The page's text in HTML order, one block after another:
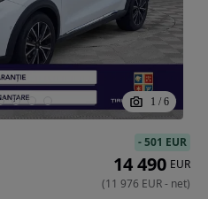
1 / 6
-501 EUR
14 490 EUR
(11 976 EUR- net)